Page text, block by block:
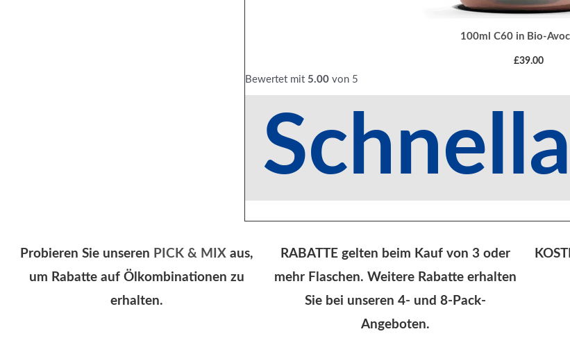
100ml C60 in Bio-
£39.00
Bewertet mit 5.00 von 5
Probieren Sie unseren PICK & MIX aus,
um Rabatte auf Ölkombinationen zu
erhalten.
RABATTE gelten beim Kauf von 3 oder
mehr Flaschen. Weitere Rabatte erhalten
Sie bei unseren 4- und 8-Pack-
Angeboten.